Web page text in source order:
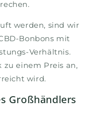
werden, sind wir
Bonbons mit
Verhältnis.
einem Preis an,
wird.
Großhändlers